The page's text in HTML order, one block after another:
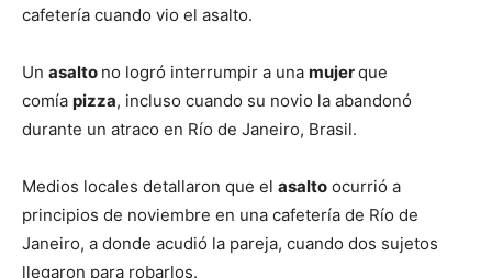
cafetería cuando vio el asalto.
Un asalto no logró interrumpir a una mujerque
comía pizza, incluso cuando su novio la abandonó
durante un atraco en Río de Janeiro, Brasil.
Medios locales detallaron que el asalto ocurrió a
principios de noviembre en una cafetería de Río de
Janeiro, a donde acudió la pareja, cuando dos sujetos
llegaron para robarlos.